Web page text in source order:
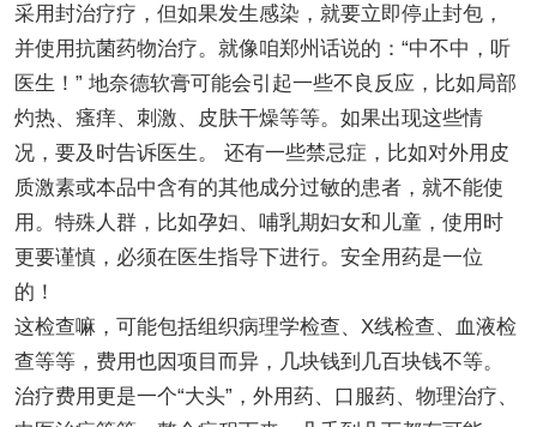
采用封治疗疗，但如果发生感染，就要立即停止封包，
并使用抗菌药物治疗。就像咱郑州话说的：“中不中，听
医生！” 地奈德软膏可能会引起一些不良反应，比如局部
灼热、瘙痒、刺激、皮肤干燥等等。如果出现这些情
况，要及时告诉医生。 还有一些禁忌症，比如对外用皮
质激素或本品中含有的其他成分过敏的患者，就不能使
用。特殊人群，比如孕妇、哺乳期妇女和儿童，使用时
更要谨慎，必须在医生指导下进行。安全用药是一位
的！
这检查嘛，可能包括组织病理学检查、X线检查、血液检
查等等，费用也因项目而异，几块钱到几百块钱不等。
治疗费用更是一个“大头”，外用药、口服药、物理治疗、